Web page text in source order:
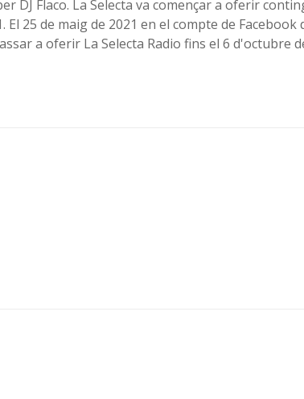
DJ Flaco. La Selecta va començar a oferir
El 25 de maig de 2021 en el compte de Facebook
a oferir La Selecta Radio fins el 6 d'octubre